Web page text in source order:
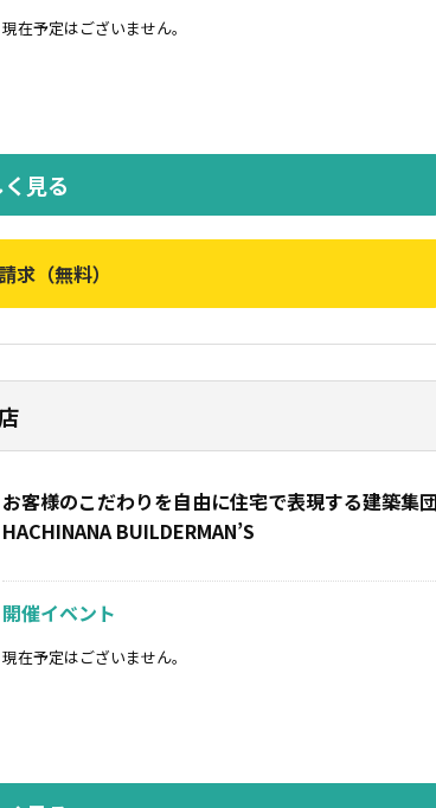
現在予定はございません。
見る
求（無料）
お客様のこだわりを自由に住宅で表現する建築集団
HACHINANA BUILDERMAN’S
開催イベント
現在予定はございません。